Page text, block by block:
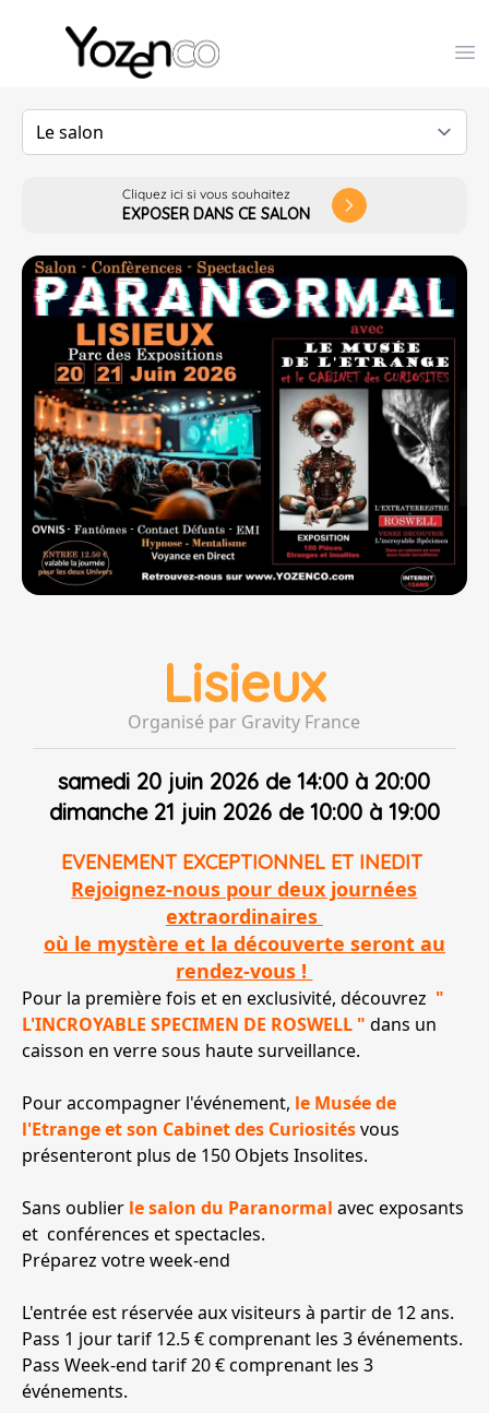
Yozenco - Organisateur de Salons, Evénements et
Cliquez ici si vous souhaitez
EXPOSER DANS CE SALON arrow_forward_ios
Lisieux
Organisé par Gravity France
samedi 20 juin 2026 de 14:00 à 20:00
dimanche 21 juin 2026 de 10:00 à 19:00
EVENEMENT EXCEPTIONNEL ET INEDIT
Rejoignez-nous pour deux journées
extraordinaires
où le mystère et la découverte seront au
rendez-vous !
Pour la première fois et en exclusivité, découvrez "
L'INCROYABLE SPECIMEN DE ROSWELL " dans un
caisson en verre sous haute surveillance.
Pour accompagner l'événement, le Musée de
l'Etrange et son Cabinet des Curiositésvous
présenteront plus de 150 Objets Insolites.
Sans oublier le salon du Paranormal avec exposants
et conférences et spectacles.
Préparez votre week-end
L'entrée est réservée aux visiteurs à partir de 12 ans.
Pass 1 jour tarif 12.5 € comprenant les 3 événements.
Pass Week-end tarif 20 € comprenant les 3
événements.